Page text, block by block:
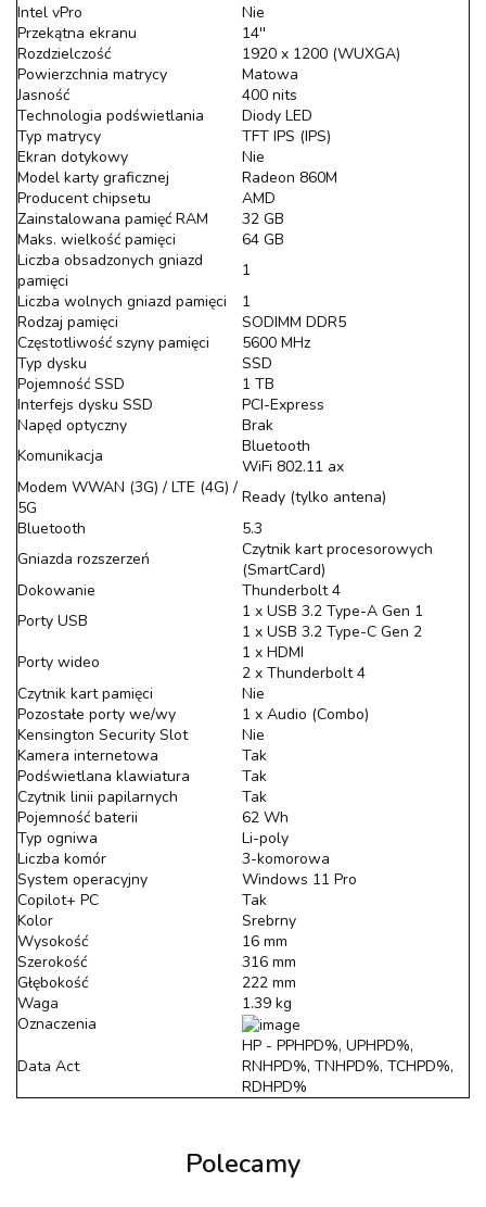
Intel vPro
Nie
Przekątna ekranu
14''
Rozdzielczość
1920 x 1200 (WUXGA)
Powierzchnia matrycy
Matowa
Jasność
400 nits
Technologia podświetlania
Diody LED
Typ matrycy
TFT IPS (IPS)
Ekran dotykowy
Nie
Model karty graficznej
Radeon 860M
Producent chipsetu
AMD
Zainstalowana pamięć RAM
32 GB
Maks. wielkość pamięci
64 GB
Liczba obsadzonych gniazd
pamięci
1
Liczba wolnych gniazd pamięci
1
Rodzaj pamięci
SODIMM DDR5
Częstotliwość szyny pamięci
5600 MHz
Typ dysku
SSD
Pojemność SSD
1 TB
Interfejs dysku SSD
PCI-Express
Napęd optyczny
Brak
Komunikacja
Bluetooth
WiFi 802.11 ax
Modem WWAN (3G) / LTE (4G) /
5G
Ready (tylko antena)
Bluetooth
5.3
Gniazda rozszerzeń
Czytnik kart procesorowych
(SmartCard)
Dokowanie
Thunderbolt 4
Porty USB
1 x USB 3.2 Type-A Gen 1
1 x USB 3.2 Type-C Gen 2
Porty wideo
1 x HDMI
2 x Thunderbolt 4
Czytnik kart pamięci
Nie
Pozostałe porty we/wy
1 x Audio (Combo)
Kensington Security Slot
Nie
Kamera internetowa
Tak
Podświetlana klawiatura
Tak
Czytnik linii papilarnych
Tak
Pojemność baterii
62 Wh
Typ ogniwa
Li-poly
Liczba komór
3-komorowa
System operacyjny
Windows 11 Pro
Copilot+ PC
Tak
Kolor
Srebrny
Wysokość
16 mm
Szerokość
316 mm
Głębokość
222 mm
Waga
1.39 kg
Oznaczenia
Data Act
HP - PPHPD%, UPHPD%,
RNHPD%, TNHPD%, TCHPD%,
RDHPD%
Polecamy